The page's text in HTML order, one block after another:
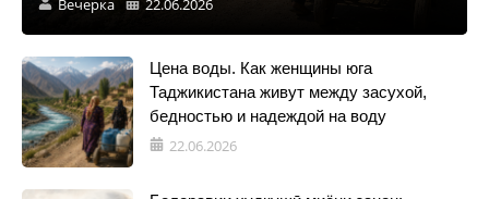
Вечерка 22.06.2026
Цена воды. Как женщины юга
Таджикистана живут между засухой,
бедностью и надеждой на воду
22.06.2026